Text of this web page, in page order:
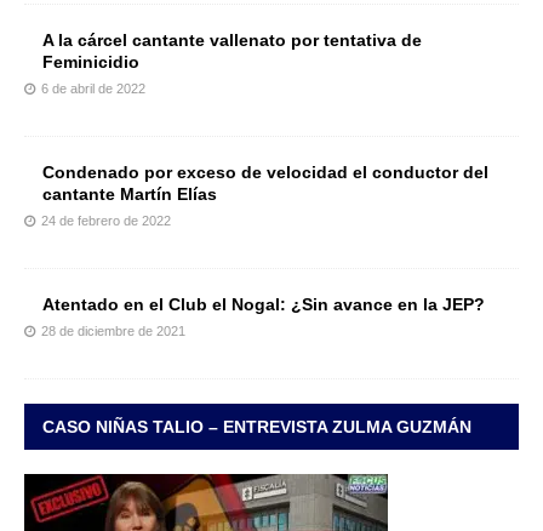
A la cárcel cantante vallenato por tentativa de
Feminicidio
6 de abril de 2022
Condenado por exceso de velocidad el conductor del
cantante Martín Elías
24 de febrero de 2022
Atentado en el Club el Nogal: ¿Sin avance en la JEP?
28 de diciembre de 2021
CASO NIÑAS TALIO – ENTREVISTA ZULMA GUZMÁN